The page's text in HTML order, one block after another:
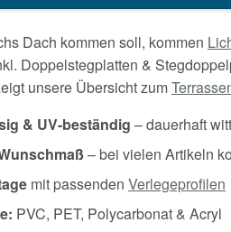
Dach kommen soll, kommen
Doppelstegplatten &
unsere Übersicht zum
& UV-beständig – dauerhaft
– bei vielen Artikeln
mit passenden Verlegeprofilen
PVC, PET, Polycarbonat & Acryl